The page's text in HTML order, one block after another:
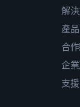
解
產品
合
企
支援